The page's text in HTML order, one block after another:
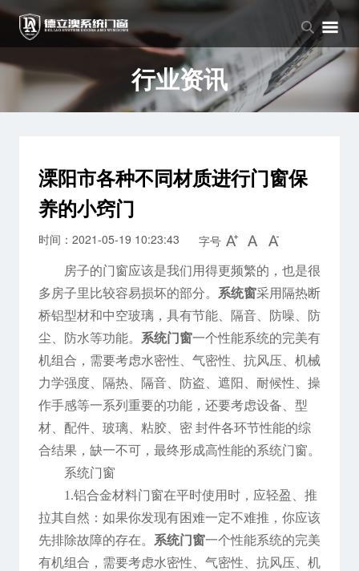
品牌中心
品牌介绍
企业文化
产品中心
窗系列
门系列
新闻中心
公司新闻
行业资讯
行业资讯
溧阳市各种不同材质进行门窗保
养的小窍门
时间：2021-05-19 10:23:43 字号
房子的门窗应该是我们用得更频繁的，也是很
多房子里比较容易损坏的部分。
系统窗采用隔热断
桥铝型材和中空玻璃，具有节能、隔音、防噪、防
尘、防水等功能。
系统门窗一个性能系统的完美有
机组合，需要考虑水密性、气密性、抗风压、机械
力学强度、隔热、隔音、防盗、遮阳、耐候性、操
作手感等一系列重要的功能，还要考虑设备、型
材、配件、玻璃、粘胶、密 封件各环节性能的综
合结果，缺一不可，最终形成高性能的系统门窗。
系统门窗
1.铝合金材料门窗在平时使用时，应轻盈、推
拉其自然：如果你发现有困难一定不难推，你应该
先排除故障的存在。
系统门窗一个性能系统的完美
有机组合，需要考虑水密性、气密性、抗风压、机